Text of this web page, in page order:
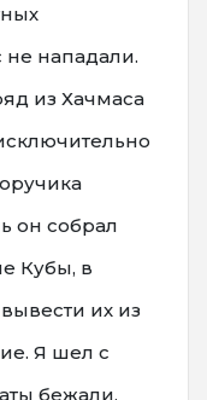
нападали.
из Хачмаса
он собрал
Кубы, в
их из
Я шел с
бежали,